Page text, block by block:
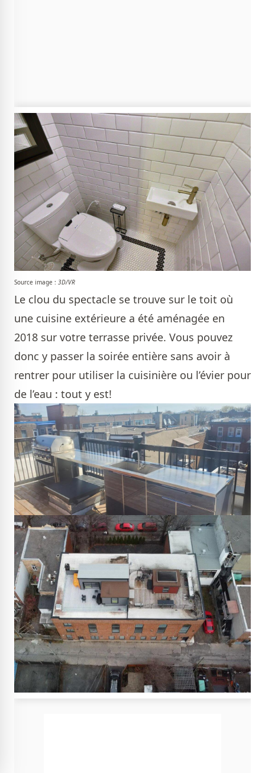
Source image : 3D/VR
Le clou du spectacle se trouve sur le toit où
une cuisine extérieure a été aménagée en
2018 sur votre terrasse privée. Vous pouvez
donc y passer la soirée entière sans avoir à
rentrer pour utiliser la cuisinière ou l’évier pour
de l’eau : tout y est!